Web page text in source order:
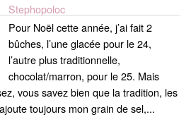
Stephopoloc
Pour Noël cette année, j’ai fait 2
bûches, l’une glacée pour le 24,
l’autre plus traditionnelle,
chocolat/marron, pour le 25. Mais
vous savez bien que la tradition, les
toujours mon grain de sel,...